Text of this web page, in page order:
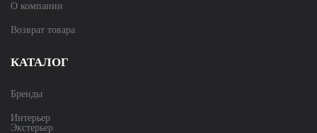
О компании
Возврат товара
КАТАЛОГ
Бренды
Интерьер
Экстерьер